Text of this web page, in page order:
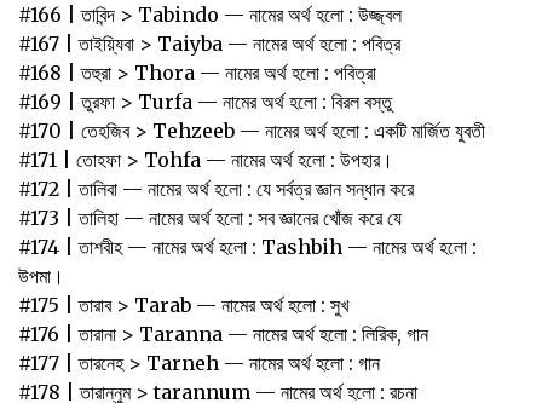
#166 | তাবিন্দ > Tabindo — নামের অর্থ হলো : উজ্জ্বল
#167 | তাইয়্যিবা > Taiyba — নামের অর্থ হলো : পবিত্র
#168 | তহুরা > Thora — নামের অর্থ হলো : পবিত্রা
#169 | তুরফা > Turfa — নামের অর্থ হলো : বিরল বস্তু
#170 | তেহজিব‌ ‌> Tehzeeb — নামের অর্থ হলো : একটি‌ ‌মার্জিত‌ ‌যুবতী‌ ‌
#171 | তোহফা‌ > ‌Tohfa — নামের অর্থ হলো : উপহার।‌
#172 | তালিবা‌ ‌— নামের অর্থ হলো : যে‌ ‌সর্বত্র‌ ‌জ্ঞান‌ ‌সন্ধান‌ ‌করে‌ ‌
#173 | তালিহা‌ ‌— নামের অর্থ হলো : সব‌ ‌জ্ঞানের‌ ‌খোঁজ‌ ‌করে‌ ‌যে‌ ‌
#174 | তাশবীহ‌ ‌— নামের অর্থ হলো :‌ ‌Tashbih — নামের অর্থ হলো :
উপমা।‌
#175 | তারাব > Tarab — নামের অর্থ হলো : সুখ
#176 | তারানা > Taranna — নামের অর্থ হলো : লিরিক, গান
#177 | তারনেহ > Tarneh — নামের অর্থ হলো : গান
#178 | তারান্নুম > tarannum — নামের অর্থ হলো : রচনা